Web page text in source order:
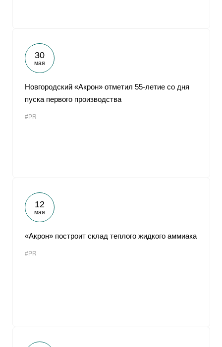
30
мая
Новгородский «Акрон» отметил 55-летие со дня
пуска первого производства
#PR
12
мая
«Акрон» построит склад теплого жидкого аммиака
#PR